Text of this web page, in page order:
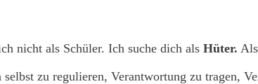
nicht als Schüler. Ich suche dich als Hüter.
selbst zu regulieren, Verantwortung zu tragen,